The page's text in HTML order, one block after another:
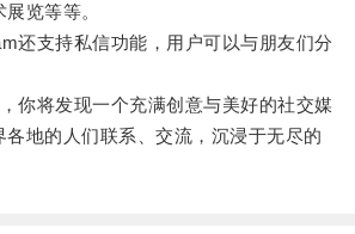
览等等。
支持私信功能，用户可以与朋友们分
将发现一个充满创意与美好的社交媒
地的人们联系、交流，沉浸于无尽的